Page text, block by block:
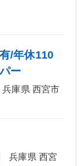
/年休110
ー
兵庫県 西宮市
兵庫県 西宮